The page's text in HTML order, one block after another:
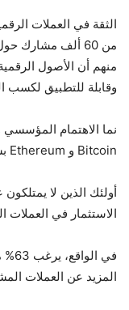
منهم أن الأصول
وقابلة للتطبيق لكسب
نما الاهتمام المؤسسي
Bitcoin و Ethereum بشكل كبير منذ عام 2020.
أولئك الذين لا
الاستثمار في
في
المزيد عن العملات